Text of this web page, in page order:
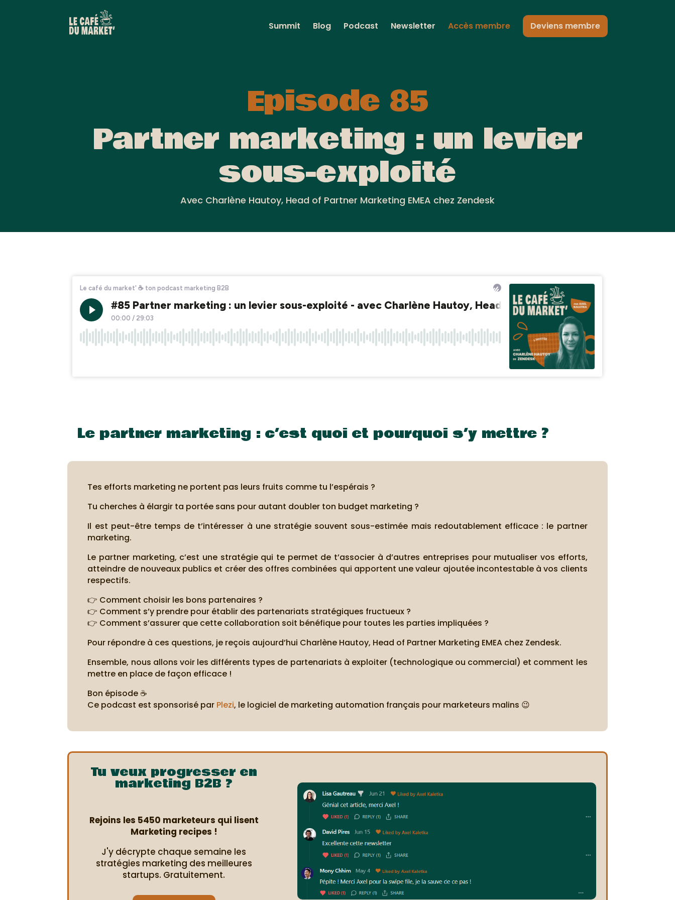
Summit Blog Podcast Newsletter Accès membre Deviens membre
Episode 85
Partner marketing : un levier
sous-exploité
Avec Charlène Hautoy, Head of Partner Marketing EMEA chez Zendesk
Le partner marketing : c’est quoi et pourquoi s’y mettre ?
Tes efforts marketing ne portent pas leurs fruits comme tu l’espérais ?
Tu cherches à élargir ta portée sans pour autant doubler ton budget marketing ?
Il est peut-être temps de t’intéresser à une stratégie souvent sous-estimée mais redoutablement efficace : le partner
marketing.
Le partner marketing, c’est une stratégie qui te permet de t’associer à d’autres entreprises pour mutualiser vos efforts,
atteindre de nouveaux publics et créer des offres combinées qui apportent une valeur ajoutée incontestable à vos clients
respectifs.
👉 Comment choisir les bons partenaires ?
👉 Comment s’y prendre pour établir des partenariats stratégiques fructueux ?
👉 Comment s’assurer que cette collaboration soit bénéfique pour toutes les parties impliquées ?
Pour répondre à ces questions, je reçois aujourd’hui Charlène Hautoy, Head of Partner Marketing EMEA chez Zendesk.
Ensemble, nous allons voir les différents types de partenariats à exploiter (technologique ou commercial) et comment les
mettre en place de façon efficace !
Bon épisode ☕
Ce podcast est sponsorisé par Plezi, le logiciel de marketing automation français pour marketeurs malins 😉
Tu veux progresser en
marketing B2B ?
Rejoins les 5450 marketeurs qui lisent
Marketing recipes !
J'y décrypte chaque semaine les
stratégies marketing des meilleures
startups. Gratuitement.